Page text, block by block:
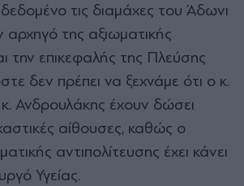
τις διαμάχες του Άδωνι
αρχηγό της αξιωματικής
την επικεφαλής της Πλεύσης
δεν πρέπει να ξεχνάμε ότι ο κ.
Ανδρουλάκης έχουν δώσει
αίθουσες, καθώς ο
αντιπολίτευσης έχει κάνει
Υγείας.